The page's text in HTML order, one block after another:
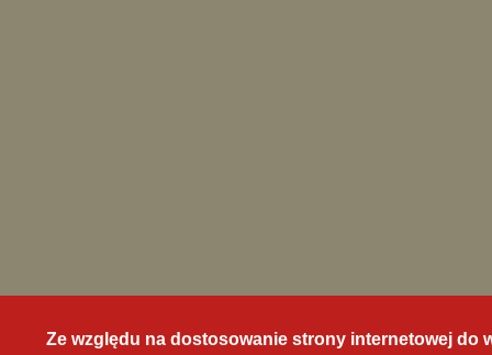
Ze względu na dostosowanie strony internetowej